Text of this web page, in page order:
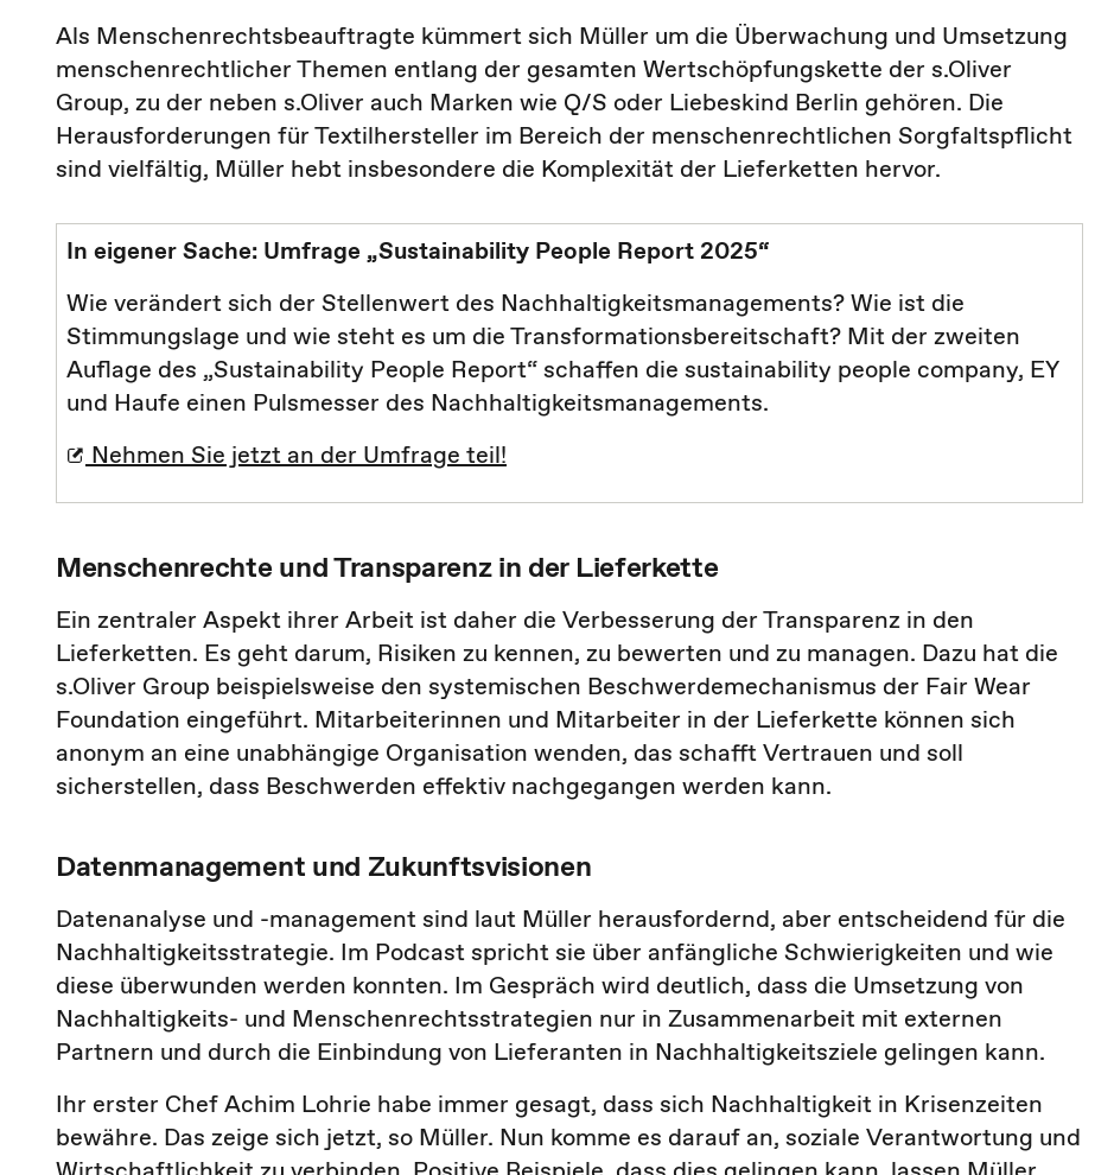
Als Menschenrechtsbeauftragte kümmert sich Müller um die Überwachung und Umsetzung
menschenrechtlicher Themen entlang der gesamten Wertschöpfungskette der s.Oliver
Group, zu der neben s.Oliver auch Marken wie Q/S oder Liebeskind Berlin gehören. Die
Herausforderungen für Textilhersteller im Bereich der menschenrechtlichen Sorgfaltspflicht
sind vielfältig, Müller hebt insbesondere die Komplexität der Lieferketten hervor.
In eigener Sache: Umfrage „Sustainability People Report 2025“
Wie verändert sich der Stellenwert des Nachhaltigkeitsmanagements? Wie ist die
Stimmungslage und wie steht es um die Transformationsbereitschaft? Mit der zweiten
Auflage des „Sustainability People Report“ schaffen die sustainability people company, EY
und Haufe einen Pulsmesser des Nachhaltigkeitsmanagements.
Nehmen Sie jetzt an der Umfrage teil!
Menschenrechte und Transparenz in der Lieferkette
Ein zentraler Aspekt ihrer Arbeit ist daher die Verbesserung der Transparenz in den
Lieferketten. Es geht darum, Risiken zu kennen, zu bewerten und zu managen. Dazu hat die
s.Oliver Group beispielsweise den systemischen Beschwerdemechanismus der Fair Wear
Foundation eingeführt. Mitarbeiterinnen und Mitarbeiter in der Lieferkette können sich
anonym an eine unabhängige Organisation wenden, das schafft Vertrauen und soll
sicherstellen, dass Beschwerden effektiv nachgegangen werden kann.
Datenmanagement und Zukunftsvisionen
Datenanalyse und -management sind laut Müller herausfordernd, aber entscheidend für die
Nachhaltigkeitsstrategie. Im Podcast spricht sie über anfängliche Schwierigkeiten und wie
diese überwunden werden konnten. Im Gespräch wird deutlich, dass die Umsetzung von
Nachhaltigkeits- und Menschenrechtsstrategien nur in Zusammenarbeit mit externen
Partnern und durch die Einbindung von Lieferanten in Nachhaltigkeitsziele gelingen kann.
Ihr erster Chef Achim Lohrie habe immer gesagt, dass sich Nachhaltigkeit in Krisenzeiten
bewähre. Das zeige sich jetzt, so Müller. Nun komme es darauf an, soziale Verantwortung und